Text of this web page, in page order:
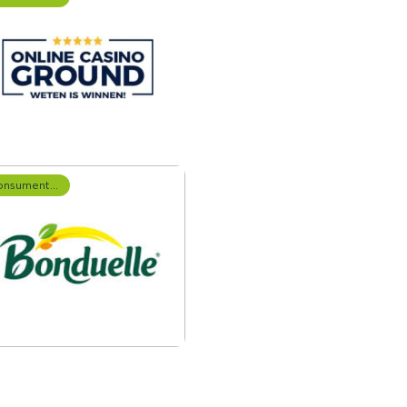
Consumentenonderzoek